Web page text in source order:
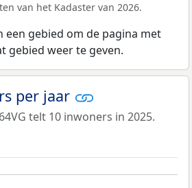
van het Kadaster van 2026.
een gebied om de pagina met
gebied weer te geven.
per jaar
telt 10 inwoners in 2025.